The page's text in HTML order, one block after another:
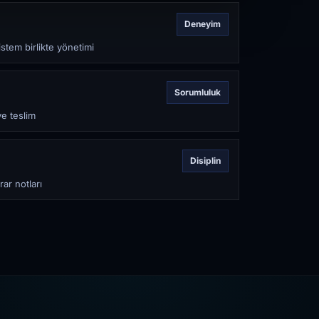
Deneyim
birlikte yönetimi
Sorumluluk
teslim
Disiplin
notları